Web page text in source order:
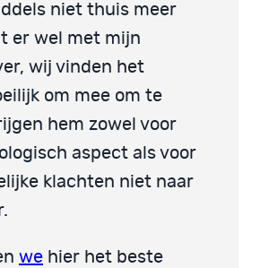
niet thuis meer
er wel met mijn
wij vinden het
om mee om te
hem zowel voor
aspect als voor
klachten niet naar
we hier het beste